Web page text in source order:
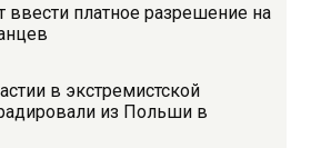
ввести платное разрешение на
в экстремистской
из Польши в